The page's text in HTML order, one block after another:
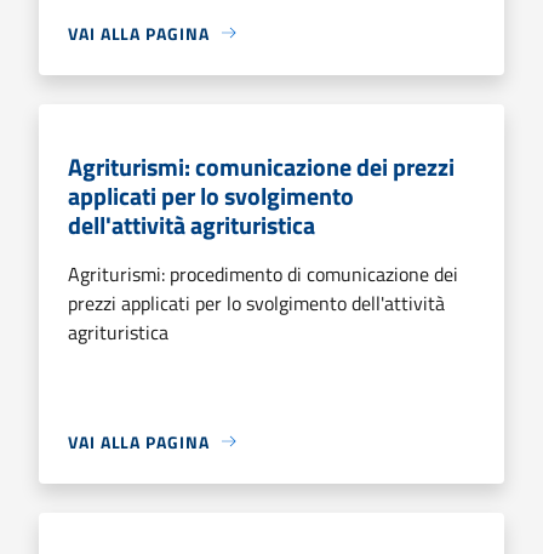
VAI ALLA PAGINA
Agriturismi: comunicazione dei prezzi
applicati per lo svolgimento
dell'attività agrituristica
Agriturismi: procedimento di comunicazione dei
prezzi applicati per lo svolgimento dell'attività
agrituristica
VAI ALLA PAGINA